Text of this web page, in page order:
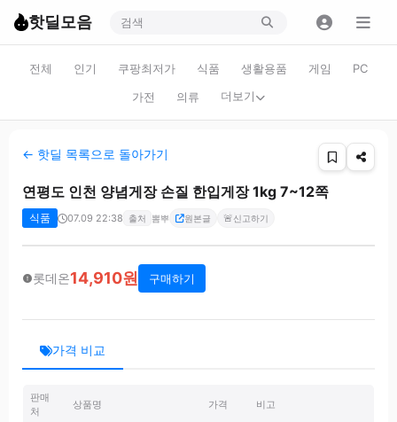
핫딜모음
전체 인기 쿠팡최저가 식품 생활용품 게임
PC
가전
의류 더보기
← 핫딜 목록으로 돌아가기
연평도 인천 양념게장 손질 한입게장 1kg 7~12쪽
식품 07.09 22:38 출처 뽐뿌 원본글 🚨신고하기
롯데온14,910원 구매하기
가격 비교
판매
처
상품명 가격 비고